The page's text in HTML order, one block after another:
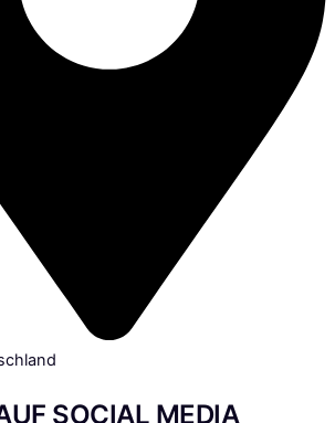
SOCIAL MEDIA